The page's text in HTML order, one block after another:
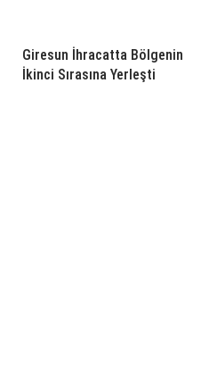
Giresun İhracatta Bölgenin
İkinci Sırasına Yerleşti